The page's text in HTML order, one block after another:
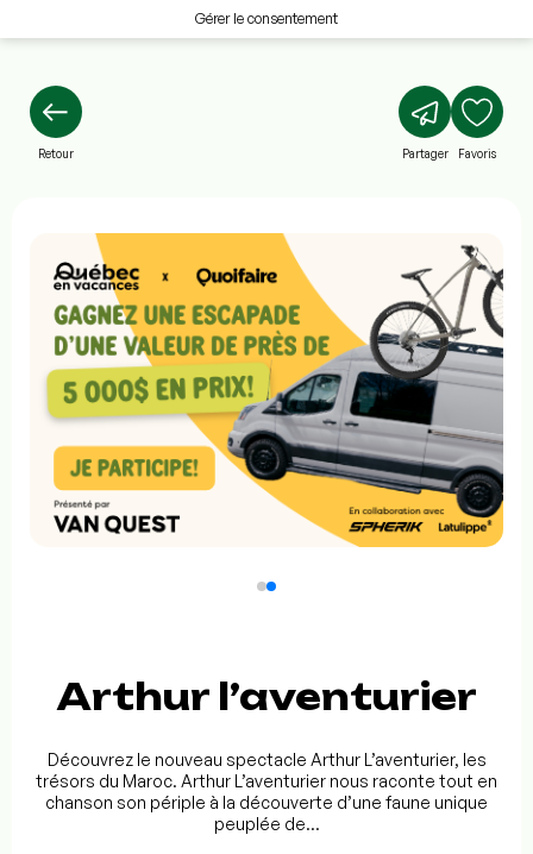
Gérer le consentement
Retour Partager Favoris
Arthur l’aventurier
Découvrez le nouveau spectacle Arthur L’aventurier, les
trésors du Maroc. Arthur L’aventurier nous raconte tout en
chanson son périple à la découverte d’une faune unique
peuplée de...